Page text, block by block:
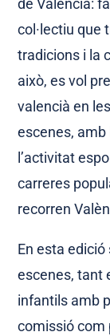
de València:
col·lectiu que
tradicions i la
això, es vol
valencià en
escenes, amb
l’activitat
carreres
recorren
En esta
escenes, tant
infantils amb
comissió com